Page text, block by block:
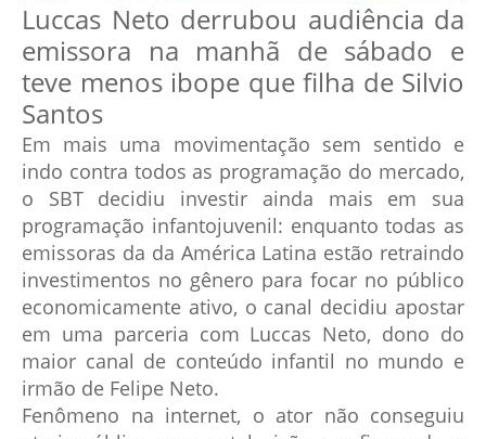
Luccas Neto derrubou audiência da
emissora na manhã de sábado e
teve menos ibope que filha de Silvio
Santos
Em mais uma movimentação sem sentido e
indo contra todos as programação do mercado,
o SBT decidiu investir ainda mais em sua
programação infantojuvenil: enquanto todas as
emissoras da da América Latina estão retraindo
investimentos no gênero para focar no público
economicamente ativo, o canal decidiu apostar
em uma parceria com Luccas Neto, dono do
maior canal de conteúdo infantil no mundo e
irmão de Felipe Neto.
Fenômeno na internet, o ator não conseguiu